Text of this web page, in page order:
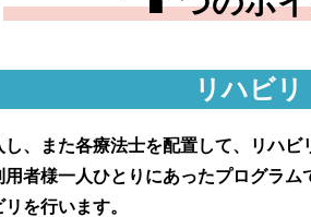
リハビリ
、また各療法士を配置して、リハ
者様一人ひとりにあったプログラ
を行います。